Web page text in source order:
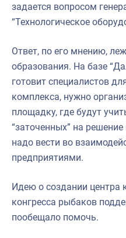
задается вопросом
“Технологическое
Ответ, по его мнению,
образования. На базе
готовит специалистов
комплекса, нужно
площадку, где будут
“заточенных” на
надо вести во
предприятиями.
Идею о создании центра
конгресса рыбаков
пообещало помочь.